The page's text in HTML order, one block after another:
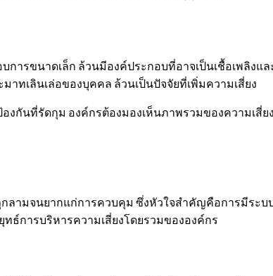
รขนาดเล็ก ล้วนมีองค์ประกอบที่อาจเป็นเชื้อเพลิงแล
ทเลินเล่อของบุคคล ล้วนเป็นปัจจัยที่เพิ่มความเสี่ยง
งกันที่รัดกุม องค์กรต้องมองเห็นภาพรวมของความเสี่ย
ลามจนยากแก่การควบคุม ซึ่งหัวใจสำคัญคือการมีระ
ทธ์การบริหารความเสี่ยงโดยรวมขององค์กร